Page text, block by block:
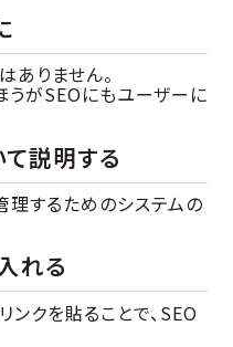
ありません。
うがSEOにもユーザーに
説明する
理するためのシステムの
れる
クを貼ることで、SEO